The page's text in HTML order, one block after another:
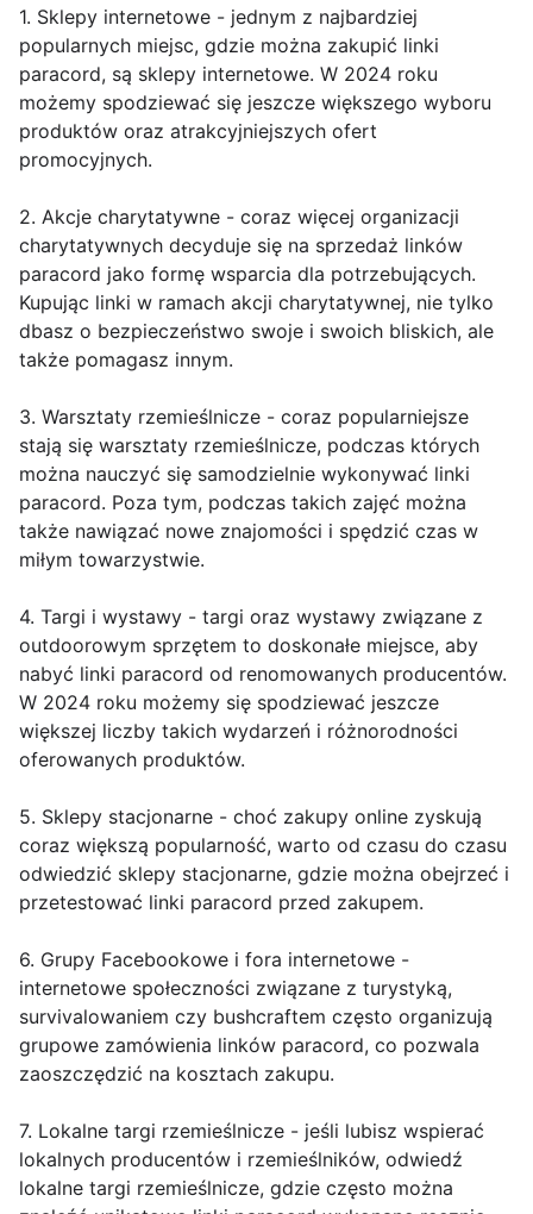
1. Sklepy internetowe - jednym z najbardziej
popularnych miejsc, gdzie można zakupić linki
paracord, są sklepy internetowe. W 2024 roku
możemy spodziewać się jeszcze większego wyboru
produktów oraz atrakcyjniejszych ofert
promocyjnych.
2. Akcje charytatywne - coraz więcej organizacji
charytatywnych decyduje się na sprzedaż linków
paracord jako formę wsparcia dla potrzebujących.
Kupując linki w ramach akcji charytatywnej, nie tylko
dbasz o bezpieczeństwo swoje i swoich bliskich, ale
także pomagasz innym.
3. Warsztaty rzemieślnicze - coraz popularniejsze
stają się warsztaty rzemieślnicze, podczas których
można nauczyć się samodzielnie wykonywać linki
paracord. Poza tym, podczas takich zajęć można
także nawiązać nowe znajomości i spędzić czas w
miłym towarzystwie.
4. Targi i wystawy - targi oraz wystawy związane z
outdoorowym sprzętem to doskonałe miejsce, aby
nabyć linki paracord od renomowanych producentów.
W 2024 roku możemy się spodziewać jeszcze
większej liczby takich wydarzeń i różnorodności
oferowanych produktów.
5. Sklepy stacjonarne - choć zakupy online zyskują
coraz większą popularność, warto od czasu do czasu
odwiedzić sklepy stacjonarne, gdzie można obejrzeć i
przetestować linki paracord przed zakupem.
6. Grupy Facebookowe i fora internetowe -
internetowe społeczności związane z turystyką,
survivalowaniem czy bushcraftem często organizują
grupowe zamówienia linków paracord, co pozwala
zaoszczędzić na kosztach zakupu.
7. Lokalne targi rzemieślnicze - jeśli lubisz wspierać
lokalnych producentów i rzemieślników, odwiedź
lokalne targi rzemieślnicze, gdzie często można